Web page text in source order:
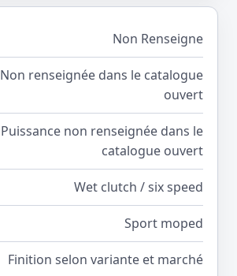
Non Renseigne
Non renseignée dans le catalogue
ouvert
Puissance non renseignée dans le
catalogue ouvert
Wet clutch / six speed
Sport moped
Finition selon variante et marché